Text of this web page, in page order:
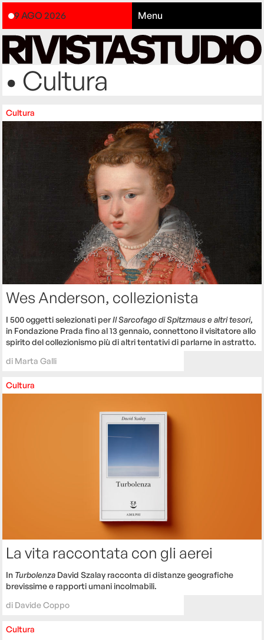
9 AGO 2026 Menu
• Cultura
Cultura
Wes Anderson, collezionista
I 500 oggetti selezionati perIl Sarcofago di Spitzmaus e altri tesori,
in Fondazione Prada fino al 13 gennaio, connettono il visitatore allo
spirito del collezionismo più di altri tentativi di parlarne in astratto.
di Marta Galli
Cultura
La vita raccontata con gli aerei
In Turbolenza David Szalay racconta di distanze geografiche
brevissime e rapporti umani incolmabili.
di Davide Coppo
Cultura